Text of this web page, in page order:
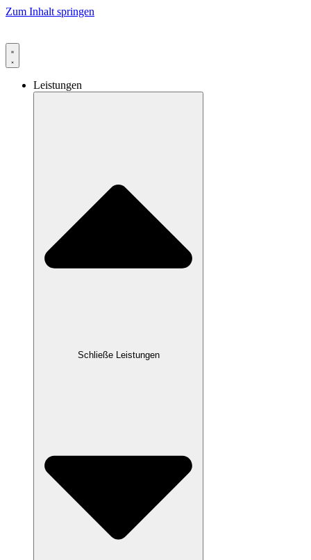
Zum Inhalt springen
Leistungen
Schließe Leistungen